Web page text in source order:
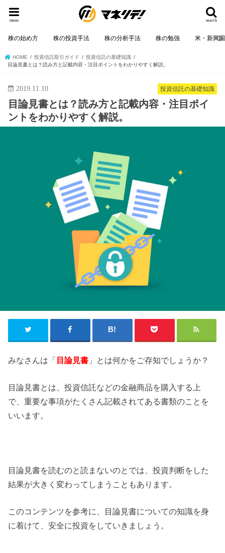
search
menu
株の始め方 株の投資手法 株の分析手法 株の勉強 米・新興
HOME 投資信託取引ガイド
投資信託の基礎知識
目論見書とは？読み方と記載内容・注目ポイントをわかりやすく解説。
投資信託の基礎知識
2019.11.10
目論見書とは？読み方と記載内容・注目ポイ
ントをわかりやすく解説。
みなさんは「目論見書 」とは何かをご存知でしょうか？
目論見書とは、投資信託などの金融商品を購入する上
で、重要な事項がたくさん記載されてある書類のことを
いいます。
目論見書を読むのと読まないのとでは、投資判断をした
結果が大きく変わってしまうこともあります。
このコンテンツを参考に、目論見書についての知識を身
に着けて、安全に投資をしていきましょう。